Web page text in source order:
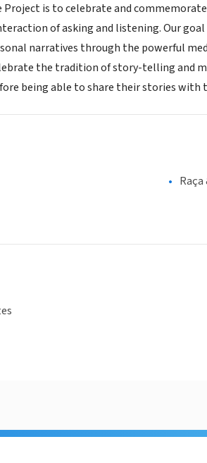
Project is to celebrate and
of asking and listening. Our
narratives through the powerful
the tradition of story-telling and
being able to share their stories